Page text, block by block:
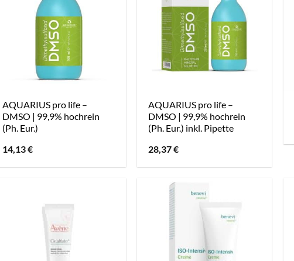
AQUARIUS pro life –
DMSO | 99,9% hochrein
(Ph. Eur.)
14,13€
AQUARIUS pro life –
DMSO | 99,9% hochrein
(Ph. Eur.) inkl. Pipette
28,37€